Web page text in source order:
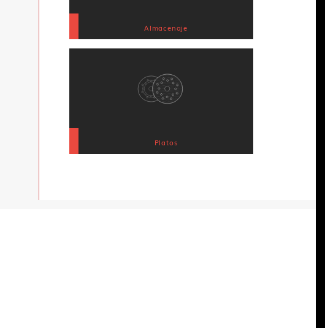
Almacenaje
Platos